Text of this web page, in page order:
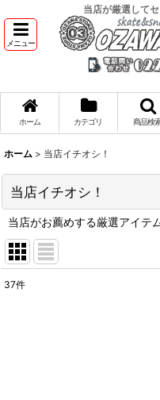
当店が厳選して
メニュー
ホーム カテゴリ 商品検
ホーム > 当店イチオシ！
当店イチオシ！
当店がお薦めする厳選アイテ
37件